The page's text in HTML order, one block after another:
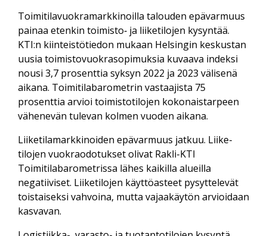
Toimitilavuokramarkkinoilla talouden epä­varmuus
painaa etenkin toimisto‑ ja liike­tilojen kysyntää.
KTI:n kiinteistötiedon mukaan Helsingin keskustan
uusia toimisto­vuokra­sopimuksia kuvaava indeksi
nousi 3,7 prosenttia syksyn 2022 ja 2023 välisenä
aikana. Toimitila­barometrin vastaajista 75
prosenttia arvioi toimisto­tilojen kokonais­tarpeen
vähenevän tulevan kolmen vuoden aikana.
Liiketilamarkkinoiden epävarmuus jatkuu. Liike­
tilojen vuokra­odotukset olivat Rakli-KTI
Toimitilabarometrissa lähes kaikilla alueilla
negatiiviset. Liike­tilojen käyttö­asteet pysyttelevät
toistaiseksi vahvoina, mutta vajaa­käytön arvioidaan
kasvavan.